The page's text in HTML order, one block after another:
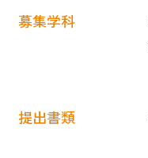
募集学科
提出書類